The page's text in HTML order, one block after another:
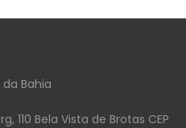
Bahia
110 Bela Vista de Brotas CEP